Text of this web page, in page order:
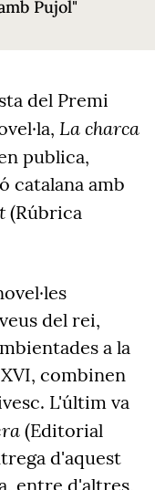
Pujol"
del Premi
La charca
publica,
catalana amb
(Rúbrica
del rei,
a la
combinen
L'últim va
(Editorial
d'aquest
entre d'altres,